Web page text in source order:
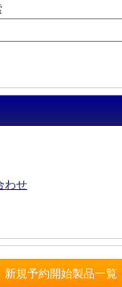
わせ
新規予約開始製品一覧